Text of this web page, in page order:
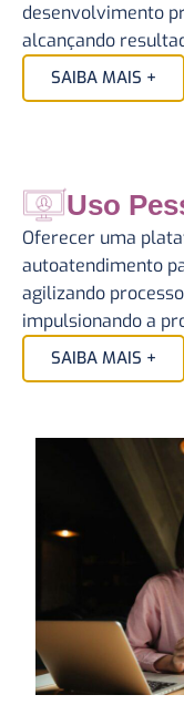
desenvolvimento
alcançando
SAIBA MAIS +
Uso
Oferecer uma
autoatendimento
agilizando
impulsionando a
SAIBA MAIS +